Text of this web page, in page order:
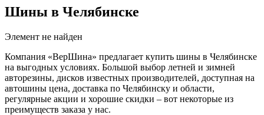
Шины в Челябинске
Элемент не найден
Компания «ВерШина» предлагает купить шины в Челябинске
на выгодных условиях. Большой выбор летней и зимней
авторезины, дисков известных производителей, доступная на
автошины цена, доставка по Челябинску и области,
регулярные акции и хорошие скидки – вот некоторые из
преимуществ заказа у нас.